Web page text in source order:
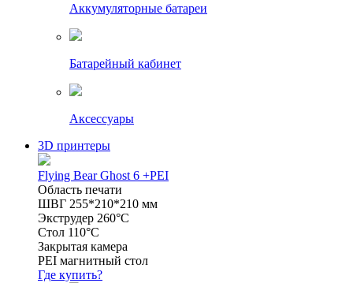
Аккумуляторные батареи
Батарейный кабинет
Аксессуары
3D принтеры
Flying Bear Ghost 6 +PEI
Область печати
ШВГ 255*210*210 мм
Экструдер 260°C
Стол 110°C
Закрытая камера
PEI магнитный стол
Где купить?